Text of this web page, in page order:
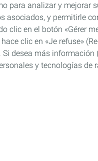
para analizar y mejorar
y permitirle
en el botón «Gérer
clic en «Je refuse»
desea más información
y tecnologías de